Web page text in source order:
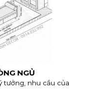
NGỦ
tưởng, nhu cầu của